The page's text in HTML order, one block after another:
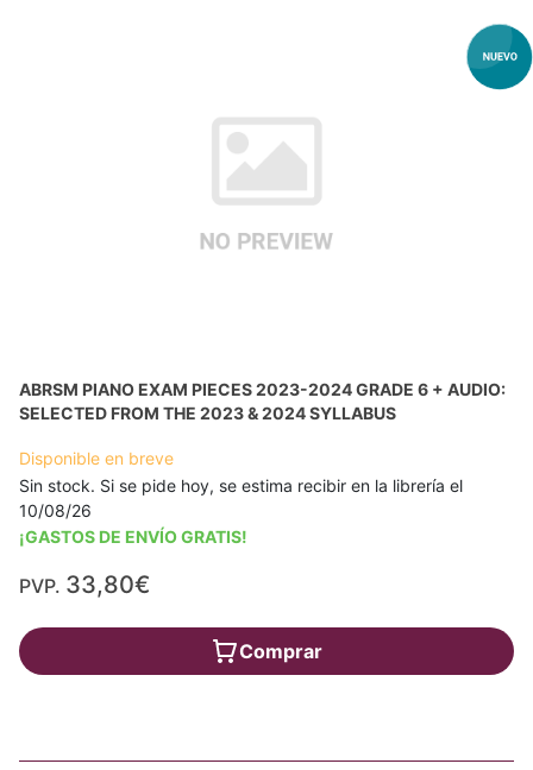
ABRSM PIANO EXAM PIECES 2023-2024 GRADE 6 + AUDIO:
SELECTED FROM THE 2023 & 2024 SYLLABUS
Disponible en breve
Sin stock. Si se pide hoy, se estima recibir en la librería el
10/08/26
¡GASTOS DE ENVÍO GRATIS!
PVP. 33,80€
Comprar